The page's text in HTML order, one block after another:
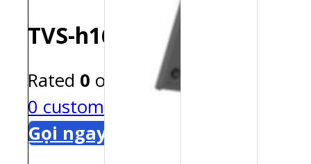
TVS-h1677AX-R5-16G
Rated 0 out of 5
0 customer reviews
Gọi ngay: 0909 560 555